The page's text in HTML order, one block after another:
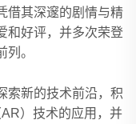
借其深邃的剧情与精
和好评，并多次荣登
列。
索新的技术前沿，积
）技术的应用，并